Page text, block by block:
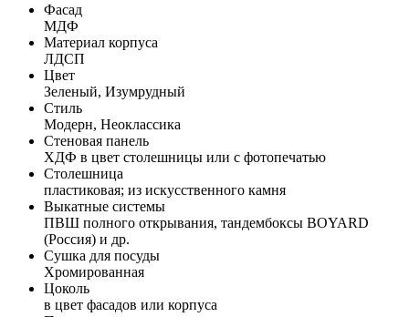
Фасад
МДФ
Материал корпуса
ЛДСП
Цвет
Зеленый, Изумрудный
Стиль
Модерн, Неоклассика
Стеновая панель
ХДФ в цвет столешницы или с фотопечатью
Столешница
пластиковая; из искусственного камня
Выкатные системы
ПВШ полного открывания, тандембоксы BOYARD
(Россия) и др.
Сушка для посуды
Хромированная
Цоколь
в цвет фасадов или корпуса